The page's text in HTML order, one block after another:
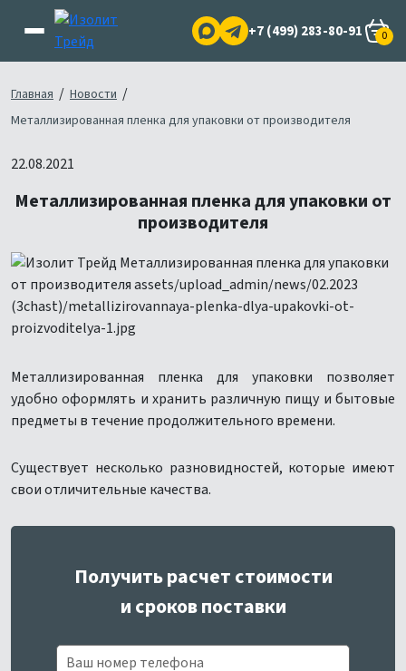
+7 (499) 283-80-91 0
Главная / Новости /
Металлизированная пленка для упаковки от производителя
22.08.2021
Металлизированная пленка для упаковки от
производителя
Металлизированная пленка для упаковки позволяет
удобно оформлять и хранить различную пищу и бытовые
предметы в течение продолжительного времени.
Существует несколько разновидностей, которые имеют
свои отличительные качества.
Получить расчет стоимости
и сроков поставки